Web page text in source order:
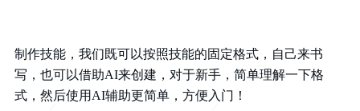
制作技能，我们既可以按照技能的固定格式，自己来书
写，也可以借助AI来创建，对于新手，简单理解一下格
式，然后使用AI辅助更简单，方便入门！